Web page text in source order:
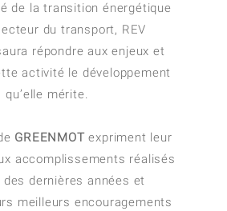
de la transition énergétique
du transport, REV
répondre aux enjeux et
activité le développement
qu’elle mérite.
GREENMOTexpriment leur
accomplissements réalisés
des dernières années et
meilleurs encouragements